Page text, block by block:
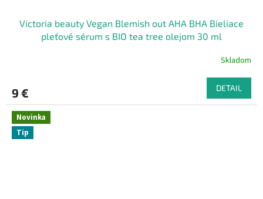
Victoria beauty Vegan Blemish out AHA BHA Bieliace
pleťové sérum s BIO tea tree olejom 30 ml
Skladom
9 € DETAIL
Novinka
Tip